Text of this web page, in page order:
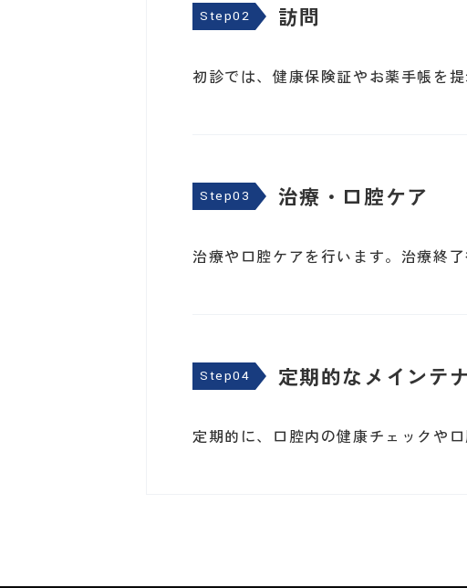
Step02 訪問
初診では、健康保険証やお薬手帳を
Step03 治療・口腔ケア
治療や口腔ケアを行います。治療終
Step04 定期的なメインテ
定期的に、口腔内の健康チェックや